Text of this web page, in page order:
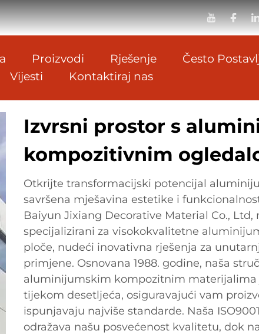
Proizvodi Rješenje
Često
Vijesti
Kontaktiraj nas
Izvrsni prostor s
kompozitivnim
Otkrijte transformacijski potencijal
savršena mješavina estetike i
Baiyun Jixiang Decorative Material Co., Ltd,
specijalizirani za visokokvalitetne
ploče, nudeći inovativna rješenja za
primjene. Osnovana 1988. godine, naša
aluminijumskim kompozitnim materijalima
tijekom desetljeća, osiguravajući vam
ispunjavaju najviše standarde. Naša
odražava našu posvećenost kvalitetu, dok